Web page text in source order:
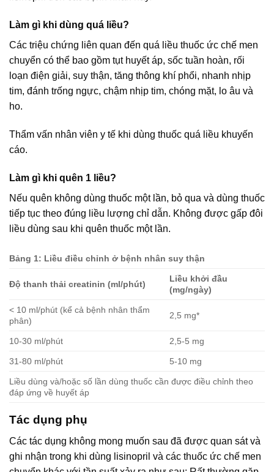
Làm gì khi dùng quá liều?
Các triệu chứng liên quan đến quá liều thuốc ức chế men
chuyển có thể bao gồm tụt huyết áp, sốc tuần hoàn, rối
loạn điện giải, suy thận, tăng thông khí phổi, nhanh nhịp
tim, đánh trống ngực, chậm nhịp tim, chóng mặt, lo âu và
ho.
Thẩm vấn nhân viên y tế khi dùng thuốc quá liều khuyến
cáo.
Làm gì khi quên 1 liều?
Nếu quên không dùng thuốc một lần, bỏ qua và dùng thuốc
tiếp tục theo đúng liều lượng chỉ dẫn. Không được gấp đôi
liều dùng sau khi quên thuốc một lần.
Bảng 1: Liều điều chỉnh ở bệnh nhân suy thận
Độ thanh thải creatinin (ml/phút)
Liều khởi đầu
(mg/ngày)
< 10 ml/phút (kể cả bệnh nhân thẩm
phân)
2,5 mg*
10-30 ml/phút 2,5-5 mg
31-80 ml/phút 5-10 mg
Liều dùng và/hoặc số lần dùng thuốc cần được điều chỉnh theo
đáp ứng về huyết áp
Tác dụng phụ
Các tác dụng không mong muốn sau đã được quan sát và
ghi nhận trong khi dùng lisinopril và các thuốc ức chế men